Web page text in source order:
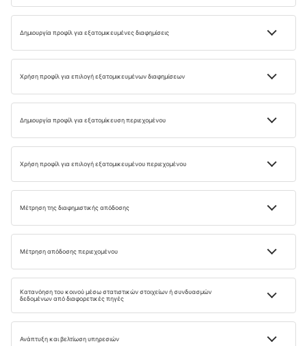
ταξιδιωτικές eμπνευσηγια εσάς
Ανακαλύψτε τα ταξίδια απ’ την αρχή με το ενημερωτικό
μας δελτίο!